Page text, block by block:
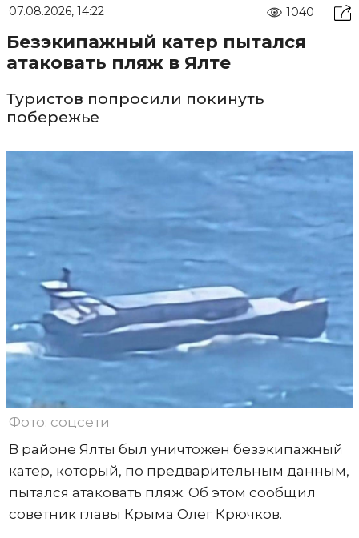
07.08.2026, 14:22 1040
Безэкипажный катер пытался
атаковать пляж в Ялте
Туристов попросили покинуть
побережье
Фото: соцсети
В районе Ялты был уничтожен безэкипажный
катер, который, по предварительным данным,
пытался атаковать пляж. Об этом сообщил
советник главы Крыма Олег Крючков.